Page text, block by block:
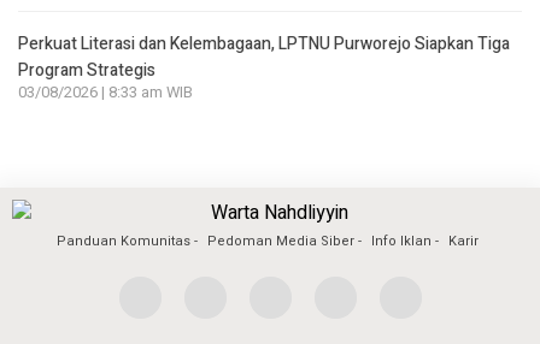
Perkuat Literasi dan Kelembagaan, LPTNU Purworejo Siapkan Tiga
Program Strategis
03/08/2026 | 8:33 am WIB
Panduan Komunitas Pedoman Media Siber Info Iklan Karir